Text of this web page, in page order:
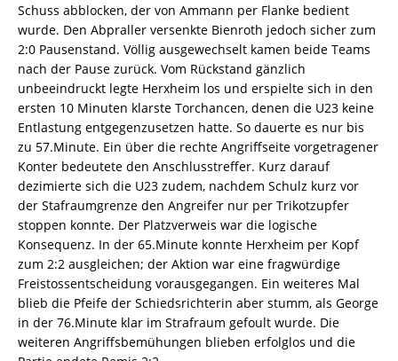
Schuss abblocken, der von Ammann per Flanke bedient
wurde. Den Abpraller versenkte Bienroth jedoch sicher zum
2:0 Pausenstand. Völlig ausgewechselt kamen beide Teams
nach der Pause zurück. Vom Rückstand gänzlich
unbeeindruckt legte Herxheim los und erspielte sich in den
ersten 10 Minuten klarste Torchancen, denen die U23 keine
Entlastung entgegenzusetzen hatte. So dauerte es nur bis
zu 57.Minute. Ein über die rechte Angriffseite vorgetragener
Konter bedeutete den Anschlusstreffer. Kurz darauf
dezimierte sich die U23 zudem, nachdem Schulz kurz vor
der Stafraumgrenze den Angreifer nur per Trikotzupfer
stoppen konnte. Der Platzverweis war die logische
Konsequenz. In der 65.Minute konnte Herxheim per Kopf
zum 2:2 ausgleichen; der Aktion war eine fragwürdige
Freistossentscheidung vorausgegangen. Ein weiteres Mal
blieb die Pfeife der Schiedsrichterin aber stumm, als George
in der 76.Minute klar im Strafraum gefoult wurde. Die
weiteren Angriffsbemühungen blieben erfolglos und die